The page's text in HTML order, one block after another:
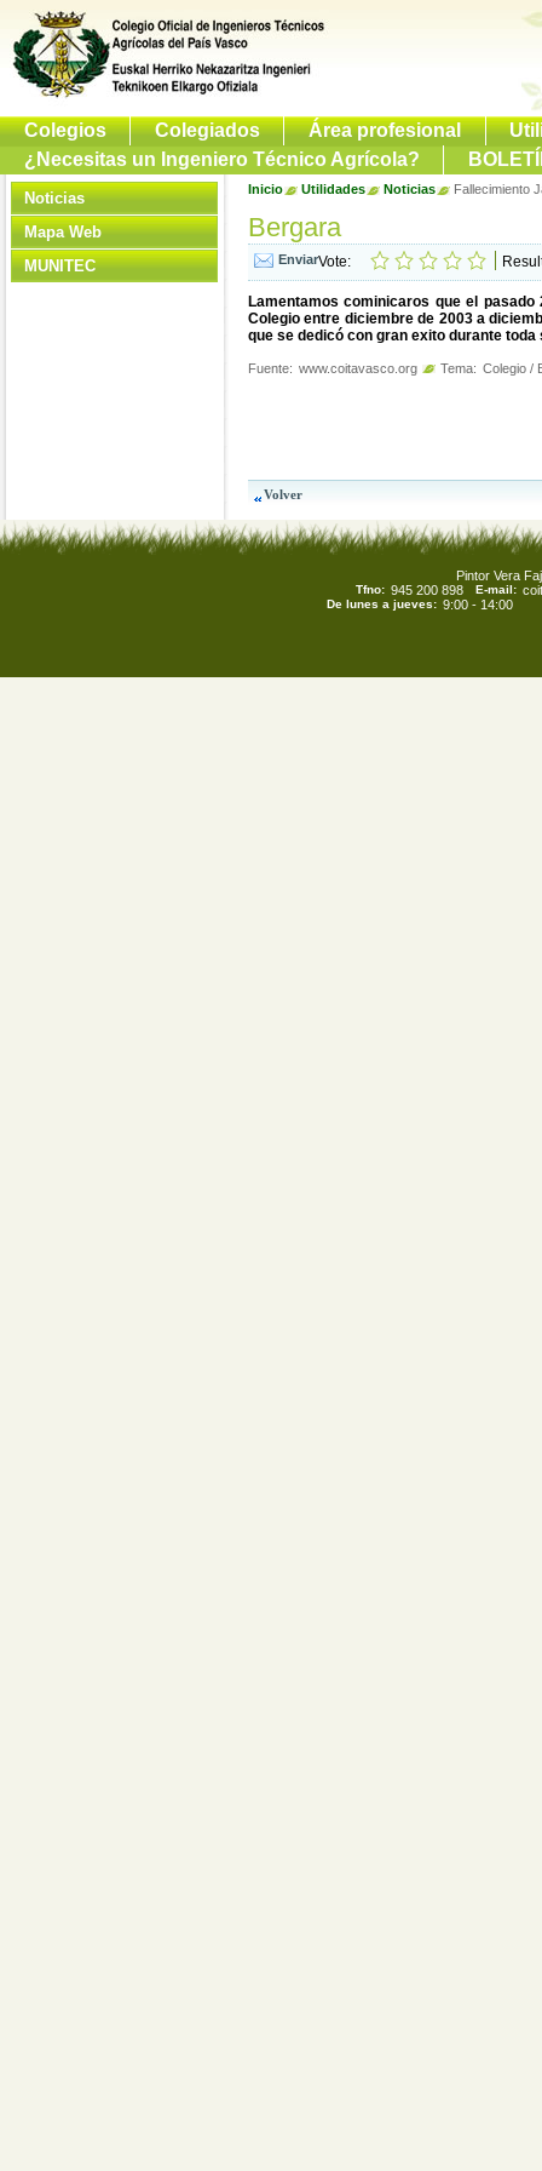
Colegios Colegiados Área profesional
¿Necesitas un Ingeniero Técnico Agrícola?
Noticias
Mapa Web
MUNITEC
Inicio Utilidades Noticias Fallecimiento
Bergara
Vote:
Lamentamos cominicaros que el
Colegio entre diciembre de 2003 a
que se dedicó con gran exito durante
Fuente: www.coitavasco.org Tema: Colegio /
Pintor Vera
Tfno: 945 200 898 E-mail:
De lunes a jueves: 9:00 - 14:00